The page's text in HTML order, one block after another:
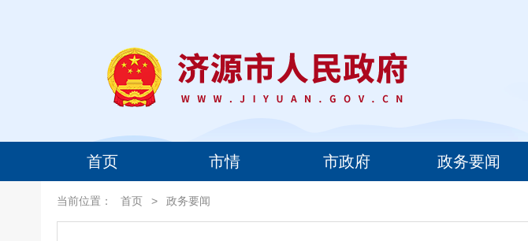
首页 市情 市政府 政务要闻
当前位置： 首页 > 政务要闻